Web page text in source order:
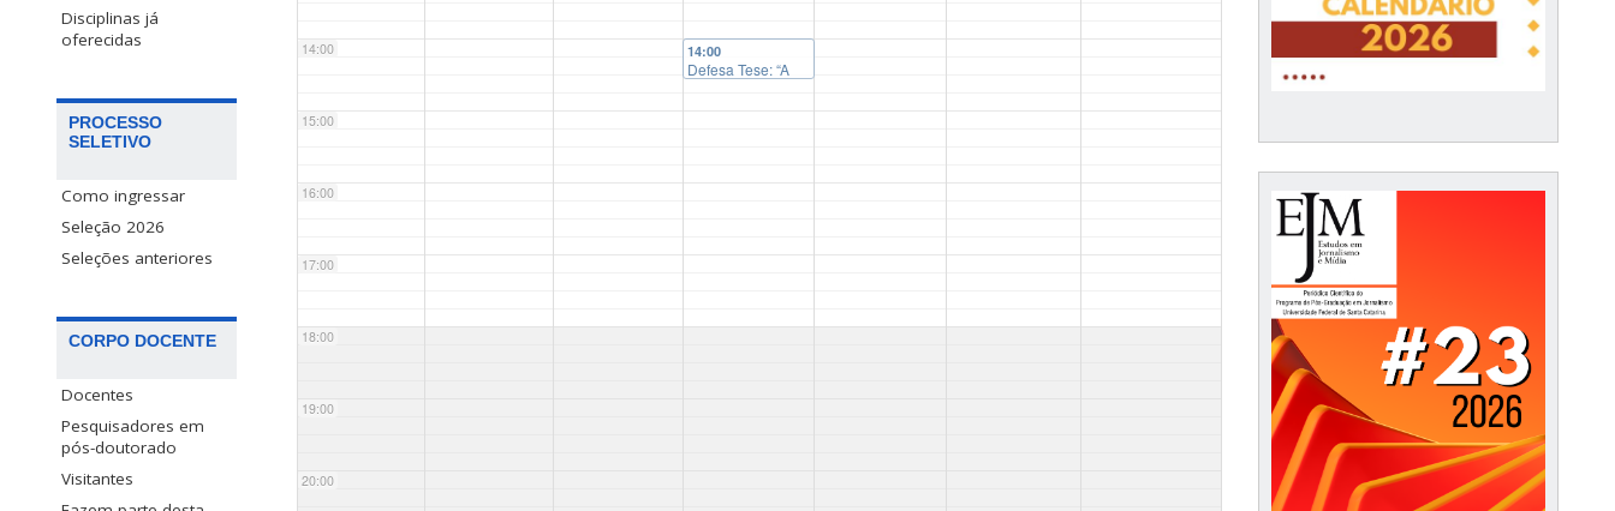
Disciplinas já
oferecidas
PROCESSO
SELETIVO
Como ingressar
Seleção 2026
Seleções anteriores
CORPO DOCENTE
Docentes
Pesquisadores em
pós-doutorado
Visitantes
14:00
15:00
16:00
17:00
18:00
19:00
20:00
14:00
Defesa Tese: “A